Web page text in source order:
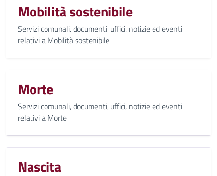
Mobilità sostenibile
Servizi comunali, documenti, uffici, notizie ed eventi
relativi a Mobilità sostenibile
Morte
Servizi comunali, documenti, uffici, notizie ed eventi
relativi a Morte
Nascita